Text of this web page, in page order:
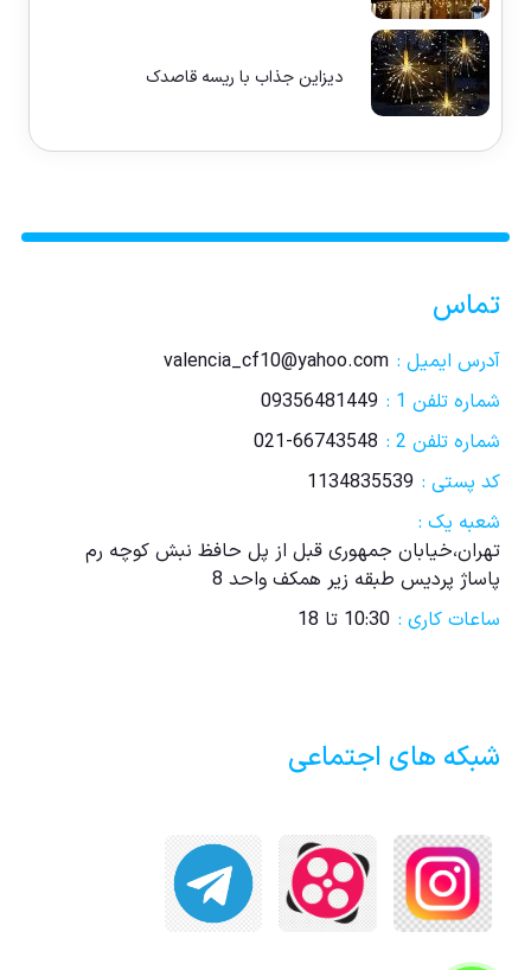
دیزاین جذاب با ریسه قاصدک
تماس
آدرس ایمیل : valencia_cf10@yahoo.com
شماره تلفن 1 :
09356481449
شماره تلفن 2 :
021-66743548
کد پستی : 1134835539
شعبه یک :
تهران،خیابان جمهوری قبل از پل حافظ نبش کوچه رم
پاساژ پردیس طبقه زیر همکف واحد 8
ساعات کاری : 10:30 تا 18
شبکه های اجتماعی